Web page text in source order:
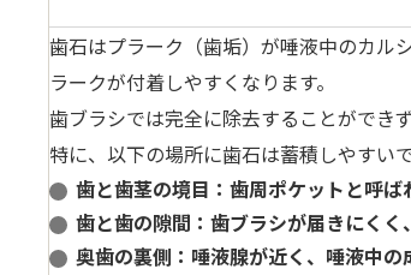
歯石はプラーク（歯垢）が唾液中のカル
ラークが付着しやすくなります。
歯ブラシでは完全に除去することができ
特に、以下の場所に歯石は蓄積しやすいで
歯と歯茎の境目 ：歯周ポケットと呼
歯と歯の隙間 ：歯ブラシが届きにくく
奥歯の裏側 ：唾液腺が近く、唾液中